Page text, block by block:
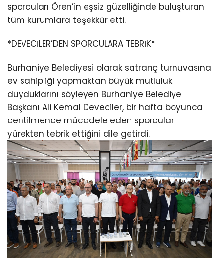
sporcuları Ören’in eşsiz güzelliğinde buluşturan
tüm kurumlara teşekkür etti.
*DEVECİLER’DEN SPORCULARA TEBRİK*
Burhaniye Belediyesi olarak satranç turnuvasına
ev sahipliği yapmaktan büyük mutluluk
duyduklarını söyleyen Burhaniye Belediye
Başkanı Ali Kemal Deveciler, bir hafta boyunca
centilmence mücadele eden sporcuları
yürekten tebrik ettiğini dile getirdi.